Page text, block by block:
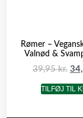
Rømer –
Valnød &
39,95kr.
TILFØJ TIL